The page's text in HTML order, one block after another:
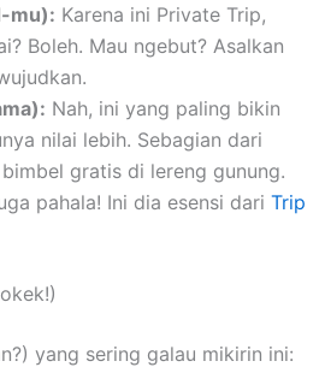
mu): Karena ini Private Trip,
Boleh. Mau ngebut? Asalkan
Nah, ini yang paling bikin
nilai lebih. Sebagian dari
gratis di lereng gunung.
pahala! Ini dia esensi dari Trip
yang sering galau mikirin ini: